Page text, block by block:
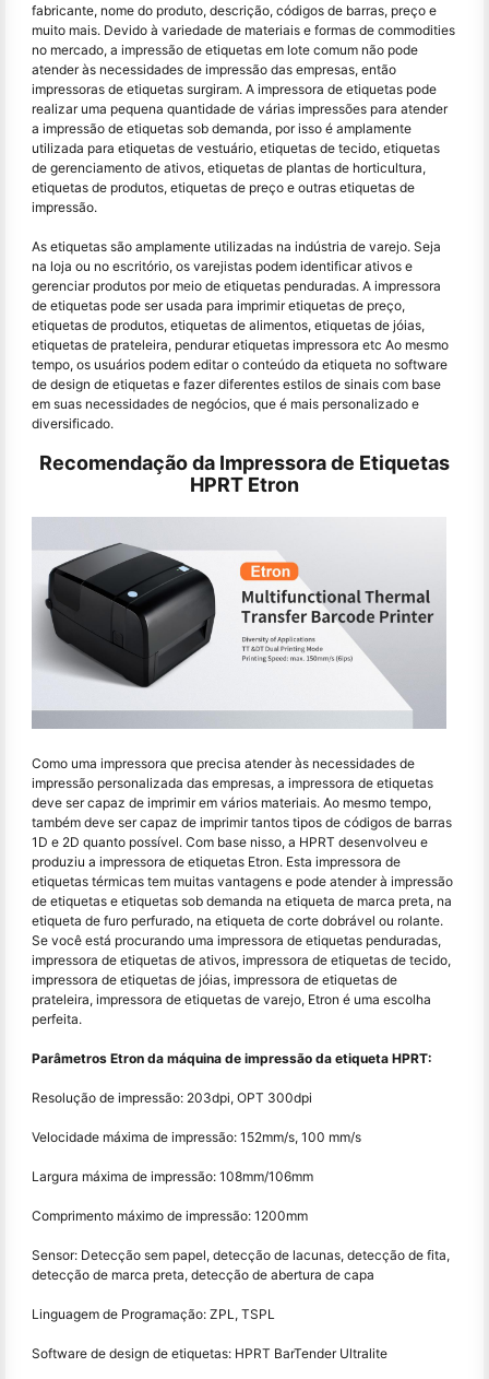
fabricante, nome do produto, descrição, códigos de barras, preço e
muito mais. Devido à variedade de materiais e formas de commodities
no mercado, a impressão de etiquetas em lote comum não pode
atender às necessidades de impressão das empresas, então
impressoras de etiquetas surgiram. A impressora de etiquetas pode
realizar uma pequena quantidade de várias impressões para atender
a impressão de etiquetas sob demanda, por isso é amplamente
utilizada para etiquetas de vestuário, etiquetas de tecido, etiquetas
de gerenciamento de ativos, etiquetas de plantas de horticultura,
etiquetas de produtos, etiquetas de preço e outras etiquetas de
impressão.
As etiquetas são amplamente utilizadas na indústria de varejo. Seja
na loja ou no escritório, os varejistas podem identificar ativos e
gerenciar produtos por meio de etiquetas penduradas. A impressora
de etiquetas pode ser usada para imprimir etiquetas de preço,
etiquetas de produtos, etiquetas de alimentos, etiquetas de jóias,
etiquetas de prateleira, pendurar etiquetas impressora etc Ao mesmo
tempo, os usuários podem editar o conteúdo da etiqueta no software
de design de etiquetas e fazer diferentes estilos de sinais com base
em suas necessidades de negócios, que é mais personalizado e
diversificado.
Recomendação da Impressora de Etiquetas
HPRT Etron
Como uma impressora que precisa atender às necessidades de
impressão personalizada das empresas, a impressora de etiquetas
deve ser capaz de imprimir em vários materiais. Ao mesmo tempo,
também deve ser capaz de imprimir tantos tipos de códigos de barras
1D e 2D quanto possível. Com base nisso, a HPRT desenvolveu e
produziu a impressora de etiquetas Etron. Esta impressora de
etiquetas térmicas tem muitas vantagens e pode atender à impressão
de etiquetas e etiquetas sob demanda na etiqueta de marca preta, na
etiqueta de furo perfurado, na etiqueta de corte dobrável ou rolante.
Se você está procurando uma impressora de etiquetas penduradas,
impressora de etiquetas de ativos, impressora de etiquetas de tecido,
impressora de etiquetas de jóias, impressora de etiquetas de
prateleira, impressora de etiquetas de varejo, Etron é uma escolha
perfeita.
Parâmetros Etron da máquina de impressão da etiqueta HPRT:
Resolução de impressão: 203dpi, OPT 300dpi
Velocidade máxima de impressão: 152mm/s, 100 mm/s
Largura máxima de impressão: 108mm/106mm
Comprimento máximo de impressão: 1200mm
Sensor: Detecção sem papel, detecção de lacunas, detecção de fita,
detecção de marca preta, detecção de abertura de capa
Linguagem de Programação: ZPL, TSPL
Software de design de etiquetas: HPRT BarTender Ultralite